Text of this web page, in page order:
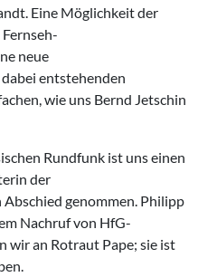
Eine Möglichkeit der
neue
entstehenden
wie uns Bernd Jetschin
Rundfunk ist uns einen
der
genommen. Philipp
Nachruf von HfG-
wir an Rotraut Pape; sie ist